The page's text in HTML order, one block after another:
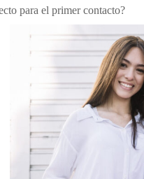
para el primer contacto?